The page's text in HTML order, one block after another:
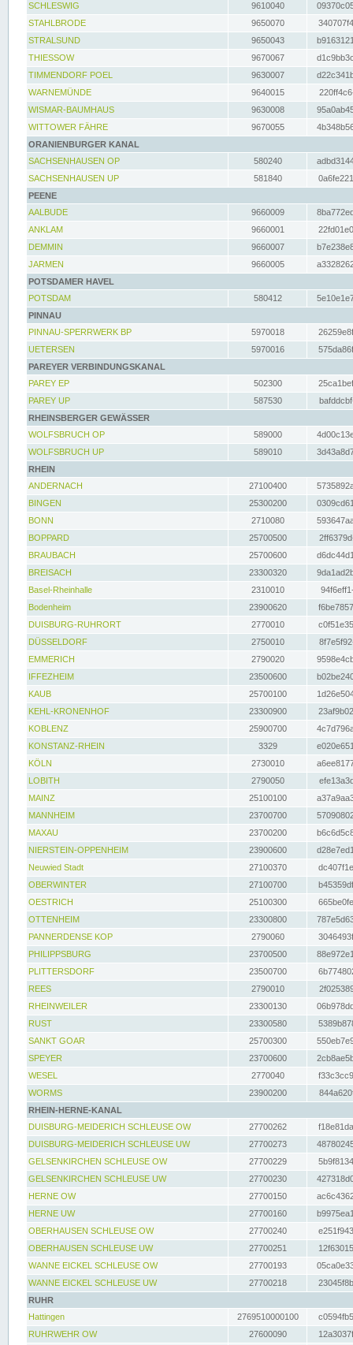
SCHLESWIG
9610040
STAHLBRODE
9650070
STRALSUND
9650043
THIESSOW
9670067
TIMMENDORF POEL
9630007
WARNEMÜNDE
9640015
WISMAR-BAUMHAUS
9630008
WITTOWER FÄHRE
9670055
ORANIENBURGER KANAL
SACHSENHAUSEN OP
580240
SACHSENHAUSEN UP
581840
PEENE
AALBUDE
9660009
ANKLAM
9660001
DEMMIN
9660007
JARMEN
9660005
POTSDAMER HAVEL
POTSDAM
580412
PINNAU
PINNAU-SPERRWERK BP
5970018
UETERSEN
5970016
PAREYER VERBINDUNGSKANAL
PAREY EP
502300
PAREY UP
587530
RHEINSBERGER GEWÄSSER
WOLFSBRUCH OP
589000
WOLFSBRUCH UP
589010
RHEIN
ANDERNACH
27100400
BINGEN
25300200
BONN
2710080
BOPPARD
25700500
BRAUBACH
25700600
BREISACH
23300320
Basel-Rheinhalle
2310010
Bodenheim
23900620
DUISBURG-RUHRORT
2770010
DÜSSELDORF
2750010
EMMERICH
2790020
IFFEZHEIM
23500600
KAUB
25700100
KEHL-KRONENHOF
23300900
KOBLENZ
25900700
KONSTANZ-RHEIN
3329
KÖLN
2730010
LOBITH
2790050
MAINZ
25100100
MANNHEIM
23700700
MAXAU
23700200
NIERSTEIN-OPPENHEIM
23900600
Neuwied Stadt
27100370
OBERWINTER
27100700
OESTRICH
25100300
OTTENHEIM
23300800
PANNERDENSE KOP
2790060
PHILIPPSBURG
23700500
PLITTERSDORF
23500700
REES
2790010
RHEINWEILER
23300130
RUST
23300580
SANKT GOAR
25700300
SPEYER
23700600
WESEL
2770040
WORMS
23900200
RHEIN-HERNE-KANAL
DUISBURG-MEIDERICH SCHLEUSE OW
27700262
DUISBURG-MEIDERICH SCHLEUSE UW
27700273
GELSENKIRCHEN SCHLEUSE OW
27700229
GELSENKIRCHEN SCHLEUSE UW
27700230
HERNE OW
27700150
HERNE UW
27700160
OBERHAUSEN SCHLEUSE OW
27700240
OBERHAUSEN SCHLEUSE UW
27700251
WANNE EICKEL SCHLEUSE OW
27700193
WANNE EICKEL SCHLEUSE UW
27700218
RUHR
Hattingen
2769510000100
RUHRWEHR OW
27600090